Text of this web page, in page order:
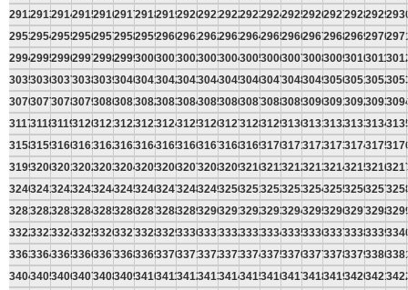
291229132914291529162917291829192920292129222923292429252926292729282929
295329542955295629572958295929602961296229632964296529662967296829692970
299429952996299729982999300030013002300330043005300630073008300930103011
303530363037303830393040304130423043304430453046304730483049305030513052
307630773078307930803081308230833084308530863087308830893090309130923093
311731183119312031213122312331243125312631273128312931303131313231333134
315831593160316131623163316431653166316731683169317031713172317331743175
319932003201320232033204320532063207320832093210321132123213321432153216
324032413242324332443245324632473248324932503251325232533254325532563257
328132823283328432853286328732883289329032913292329332943295329632973298
332233233324332533263327332833293330333133323333333433353336333733383339
336333643365336633673368336933703371337233733374337533763377337833793380
340434053406340734083409341034113412341334143415341634173418341934203421